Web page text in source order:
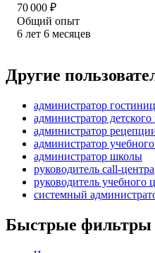
70 000 ₽
Общий опыт
6 лет 6 месяцев
Другие
администратор
администратор детского
администратор
администратор
администратор школы
руководитель call-центра
руководитель учебного
системный
Быстрые фильтры